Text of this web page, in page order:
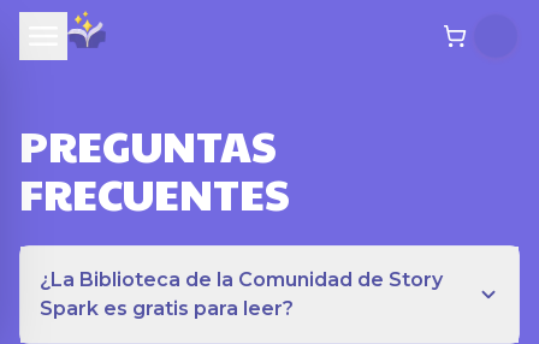
PREGUNTAS
FRECUENTES
¿La Biblioteca de la Comunidad de Story
Spark es gratis para leer?